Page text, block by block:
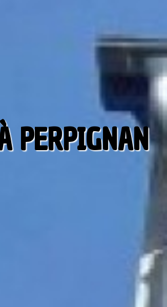
PERPIGNAN